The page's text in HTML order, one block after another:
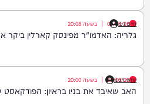
חיים גפן
09/08/26
| בשעה 20:08
גלריה: האדמו"ר מפינסק קארלין ביקר
יוחאי דנינו
09/08/26
| בשעה 20:00
האב שאיבד את בניו בראיון: הפודקאסט